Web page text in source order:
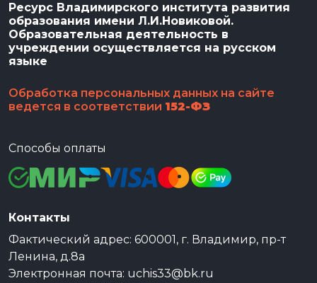
Ресурс Владимирского института развития
образования имени Л.И.Новиковой.
Образовательная деятельность в
учреждении осуществляется на русском
языке
Обработка персональных данных на сайте
ведется в соответствии 152-ФЗ
Способы оплаты
Контакты
Фактический адрес: 600001, г. Владимир, пр-т
Ленина, д.8а
Электронная почта: uchis33@bk.ru